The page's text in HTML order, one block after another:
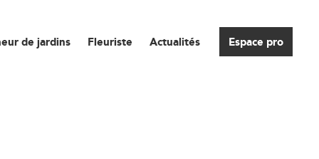
de jardins Fleuriste Actualités Espace pro